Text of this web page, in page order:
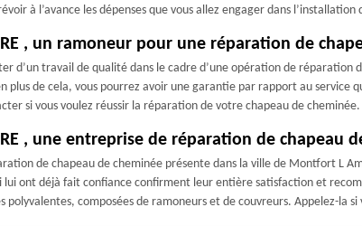
à l’avance les dépenses que vous allez engager dans
, un ramoneur pour une réparation de
d’un travail de qualité dans le cadre d’une opération de
plus de cela, vous pourrez avoir une garantie par rapport au service
si vous voulez réussir la réparation de votre chapeau de cheminée.
, une entreprise de réparation de
de chapeau de cheminée présente dans la ville de Montfort L
ont déjà fait confiance confirment leur entière satisfaction et
polyvalentes, composées de ramoneurs et de couvreurs. Appelez-la